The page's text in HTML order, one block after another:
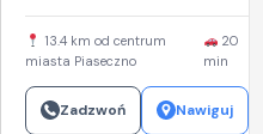
13.4 km od centrum
miasta Piaseczno
20
min
Zadzwoń Nawiguj